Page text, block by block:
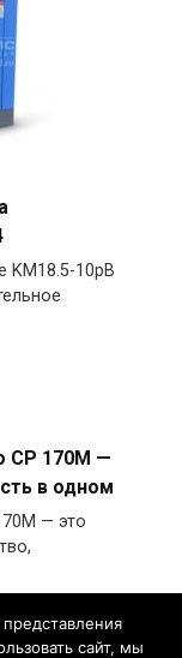
KM18.5-10рВ
170M —
в одном
— это
сайт, мы